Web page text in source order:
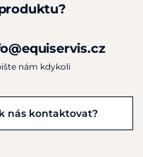
nám kdykoli
nás kontaktovat?